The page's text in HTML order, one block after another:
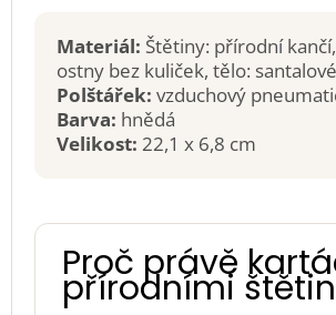
Materiál: Štětiny: přírodní
ostny bez kuliček, tělo:
Polštářek: vzduchový
Barva: hnědá
Velikost: 22,1 x 6,8 cm
Proč právě
přírodními